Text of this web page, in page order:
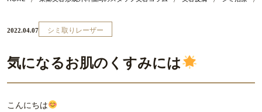
2022.04.07 シミ取りレーザー
気になるお肌のくすみには
こんにちは